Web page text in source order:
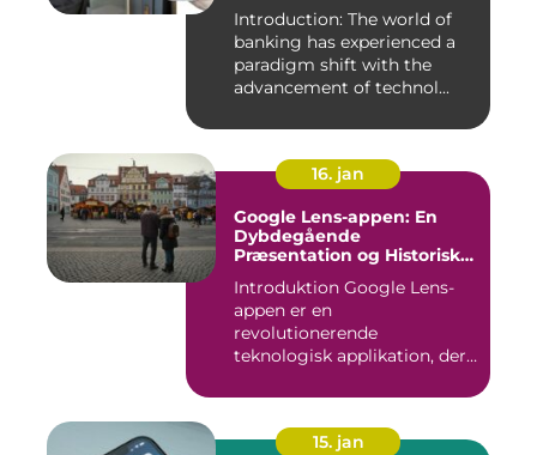
Introduction: The world of
banking has experienced a
paradigm shift with the
advancement of technol...
16. jan
Google Lens-appen: En
Dybdegående
Præsentation og Historisk
Introduktion Google Lens-
appen er en
revolutionerende
teknologisk applikation, der
15. jan